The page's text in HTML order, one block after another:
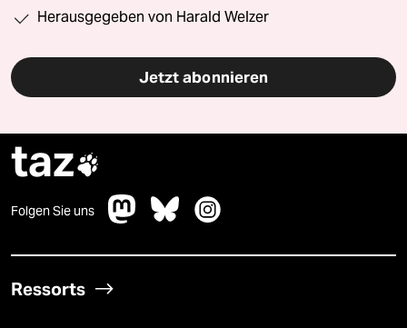
Herausgegeben von Harald Welzer
Jetzt abonnieren
taz
Folgen Sie uns
Ressorts